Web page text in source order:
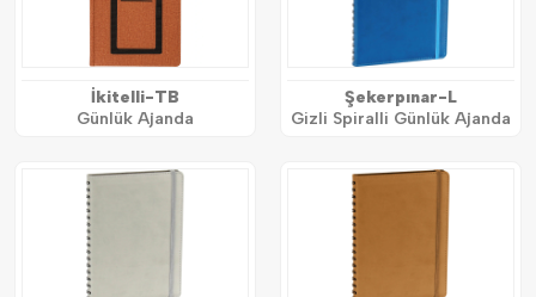
İkitelli-TB
Günlük Ajanda
Şekerpınar-L
Gizli Spiralli Günlük Ajanda